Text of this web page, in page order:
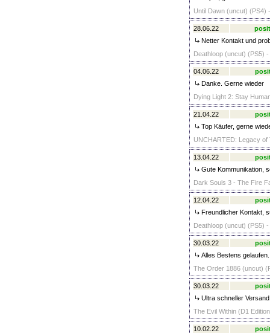
Until Dawn (uncut) (PS4)
28.06.22
Netter Kontakt und
Deathloop (uncut) (PS5)
04.06.22
Danke. Gerne wieder
Dying Light 2: Stay
21.04.22
Top Käufer, gerne
UNCHARTED: Legacy of
13.04.22
Gute Kommunikation,
Dark Souls 3 - The Fire
12.04.22
Freundlicher Kontakt,
Deathloop (uncut) (PS5)
30.03.22
Alles Bestens
The Order 1886 (uncut)
30.03.22
Ultra schneller
The Evil Within (D1
10.02.22